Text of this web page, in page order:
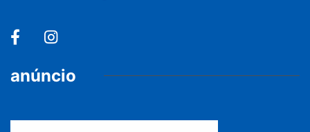
anúncio